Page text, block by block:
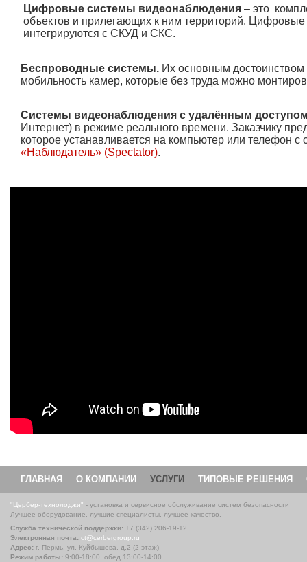
Цифровые системы видеонаблюдения – это
объектов и прилегающих к ним территорий.
интегрируются с СКУД и СКС.
Беспроводные системы. Их основным достоинством
мобильность камер, которые без труда можно
Системы видеонаблюдения с удалённым
Интернет) в режиме реального времени. Заказчику
которое устанавливается на компьютер или телефон
«Наблюдатель» (Spectator).
ГЛАВНАЯ О КОМПАНИИ УСЛУГИ ТИПОВЫЕ РЕШЕНИЯ
"Цербер-технолоджи" - установка и сервисное обслуживание систем безопасности
Лучшее оборудование, лучшие специалисты, лучшее качество.
Служба технической поддержки: +7 (342) 206-19-12
Электронная почта: ct@cerbergroup.ru
Адрес: г. Пермь, ул. Куйбышева, д.2 (2 этаж)
Режим работы: 9:00-18:00, обед 13:00-14:00